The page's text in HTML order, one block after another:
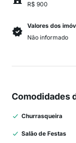
R$ 900
Valores dos
Não informado
Comodidades
Churrasqueira
Salão de Festas